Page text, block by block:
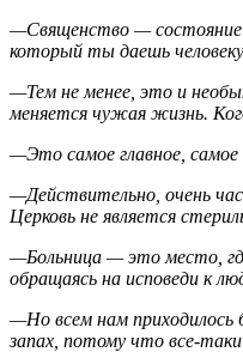
—Священство — состояние
который ты даешь
—Тем не менее, это и
меняется чужая жизнь.
—Это самое главное,
—Действительно, очень
Церковь не является
—Больница — это место,
обращаясь на исповеди к
—Но всем нам приходилось
запах, потому что все-